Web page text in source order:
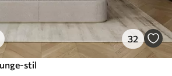
32
stil